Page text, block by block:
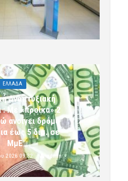
ΕΛΛΑΔΑ
Αναπτυξιακή
Με «προίκα» 2
ανοίγει δρόμο
έως 5 δισ. σε
ΜμΕ
2026 09:32 admin